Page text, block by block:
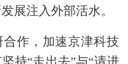
展注入外部活水。
作，加速京津科技